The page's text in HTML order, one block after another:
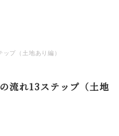
プ（土地あり編）
流れ13ステップ（土地